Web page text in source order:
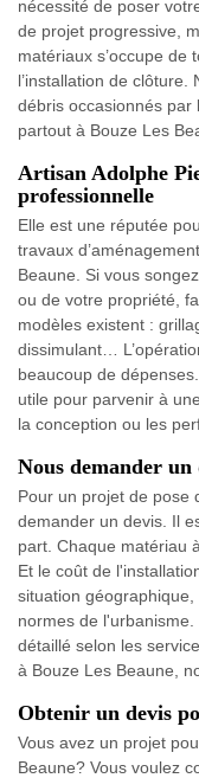
nécessité de poser
de projet progressive,
matériaux s’occupe de
l’installation de
débris occasionnés par
partout à Bouze Les
Artisan Adolphe
professionnelle
Elle est une réputée
travaux
Beaune. Si vous
ou de votre propriété,
modèles existent :
dissimulant…
beaucoup de
utile pour parvenir à
la conception ou les
Nous demander un
Pour un projet de pose
demander un devis. Il
part. Chaque matériau
Et le coût de
situation
normes de
détaillé selon les
à Bouze Les Beaune,
Obtenir un devis
Vous avez un projet
Beaune? Vous voulez